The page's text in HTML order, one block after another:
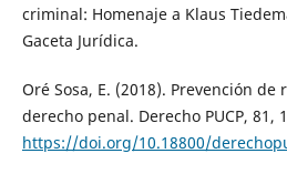
criminal: Homenaje a Klaus
Gaceta Jurídica.
Oré Sosa, E. (2018). Prevención de
derecho penal. Derecho PUCP, 81,
https://doi.org/10.18800/